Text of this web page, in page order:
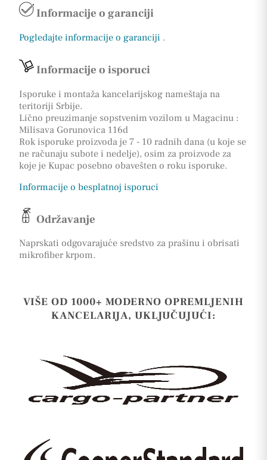
Informacije o garanciji
Pogledajte informacije o garanciji .
Informacije o isporuci
Isporuke i montaža kancelarijskog nameštaja na
teritoriji Srbije.
Lično preuzimanje sopstvenim vozilom u Magacinu :
Milisava Gorunovica 116d
Rok isporuke proizvoda je 7 - 10 radnih dana (u koje se
ne računaju subote i nedelje), osim za proizvode za
koje je Kupac posebno obavešten o roku isporuke.
Informacije o besplatnoj isporuci
Održavanje
Naprskati odgovarajuće sredstvo za prašinu i obrisati
mikrofiber krpom.
VIŠE OD 1000+ MODERNO OPREMLJENIH
KANCELARIJA, UKLJUČUJUĆI: